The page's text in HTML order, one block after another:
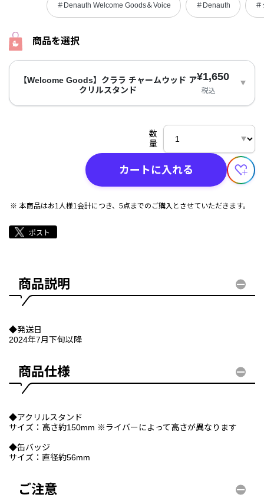
＃Denauth Welcome Goods＆Voice ＃Denauth
商品を選択
【Welcome Goods】クララ チャームウッド ア
クリルスタンド
¥1,650
税込
数
量
カートに入れる
本商品はお1人様1会計につき、5点までのご購入とさせていただきます。
商品説明
◆発送日
2024年7月下旬以降
商品仕様
◆アクリルスタンド
サイズ：高さ約150mm ※ライバーによって高さが異なります
◆缶バッジ
サイズ：直径約56mm
ご注意